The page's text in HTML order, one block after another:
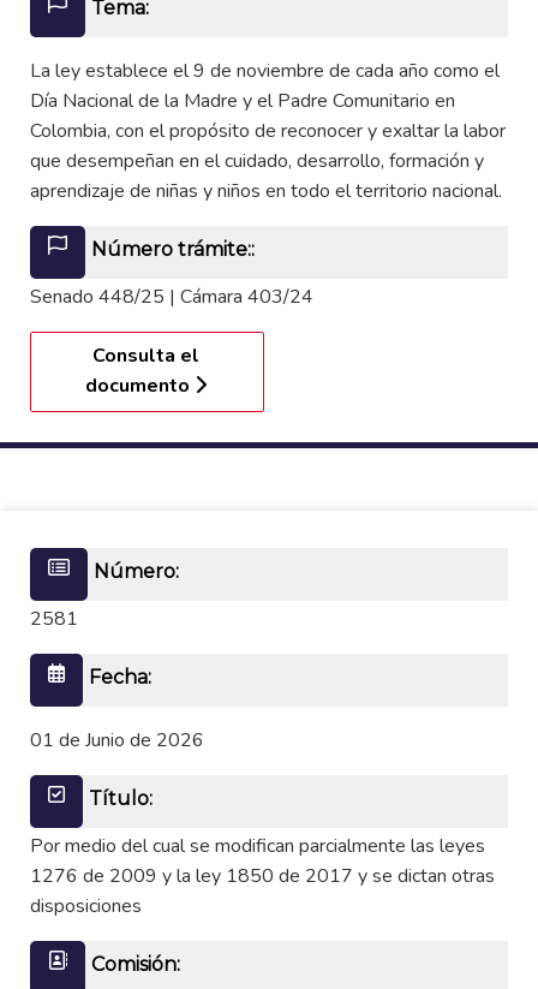
Tema:
La ley establece el 9 de noviembre de cada año como el
Día Nacional de la Madre y el Padre Comunitario en
Colombia, con el propósito de reconocer y exaltar la labor
que desempeñan en el cuidado, desarrollo, formación y
aprendizaje de niñas y niños en todo el territorio nacional.
Número trámite::
Senado 448/25 | Cámara 403/24
Consulta el
documento
Número:
2581
Fecha:
01 de Junio de 2026
Título:
Por medio del cual se modifican parcialmente las leyes
1276 de 2009 y la ley 1850 de 2017 y se dictan otras
disposiciones
Comisión: